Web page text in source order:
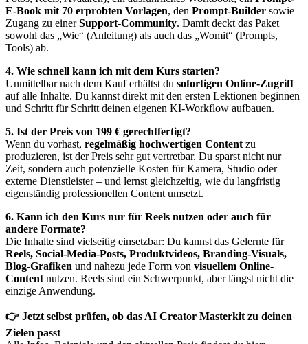
E-Book mit 70 erprobten Vorlagen, den Prompt-Builder sowie
Zugang zu einerSupport-Community. Damit deckt das Paket
sowohl das „Wie“ (Anleitung) als auch das „Womit“ (Prompts,
Tools) ab.
4. Wie schnell kann ich mit dem Kurs starten?
Unmittelbar nach dem Kauf erhältst du sofortigen Online-Zugriff
auf alle Inhalte. Du kannst direkt mit den ersten Lektionen beginnen
und Schritt für Schritt deinen eigenen KI-Workflow aufbauen.
5. Ist der Preis von 199 € gerechtfertigt?
Wenn du vorhast, regelmäßig hochwertigen Content zu
produzieren, ist der Preis sehr gut vertretbar. Du sparst nicht nur
Zeit, sondern auch potenzielle Kosten für Kamera, Studio oder
externe Dienstleister – und lernst gleichzeitig, wie du langfristig
eigenständig professionellen Content umsetzt.
6. Kann ich den Kurs nur für Reels nutzen oder auch für
andere Formate?
Die Inhalte sind vielseitig einsetzbar: Du kannst das Gelernte für
Reels, Social-Media-Posts, Produktvideos, Branding-Visuals,
Blog-Grafiken und nahezu jede Form von visuellem Online-
Content nutzen. Reels sind ein Schwerpunkt, aber längst nicht die
einzige Anwendung.
👉 Jetzt selbst prüfen, ob das AI Creator Masterkit zu deinen
Zielen passt